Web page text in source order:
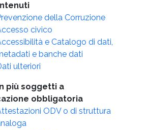
della Corruzione
civico
e Catalogo di dati,
e banche dati
ulteriori
più soggetti a
obbligatoria
ODV o di struttura